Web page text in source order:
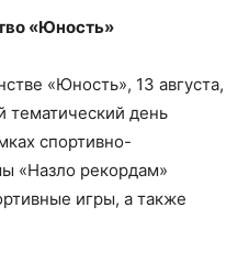
«Юность»
«Юность», 13 августа,
тематический день
спортивно-
«Назло рекордам»
игры, а также